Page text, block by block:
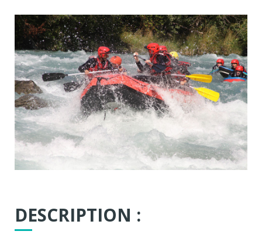
DESCRIPTION :